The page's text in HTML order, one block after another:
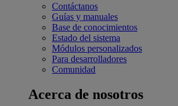
Contáctanos
Guías y manuales
Base de conocimientos
Estado del sistema
Módulos personalizados
Para desarrolladores
Comunidad
Acerca de nosotros